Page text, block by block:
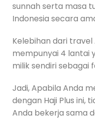
sunnah serta masa
Indonesia secara
Kelebihan dari travel
mempunyai 4 lantai
milik sendiri sebagai
Jadi, Apabila Anda
dengan Haji Plus ini,
Anda bekerja sama